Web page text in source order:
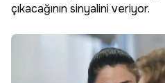
çıkacağının sinyalini veriyor.